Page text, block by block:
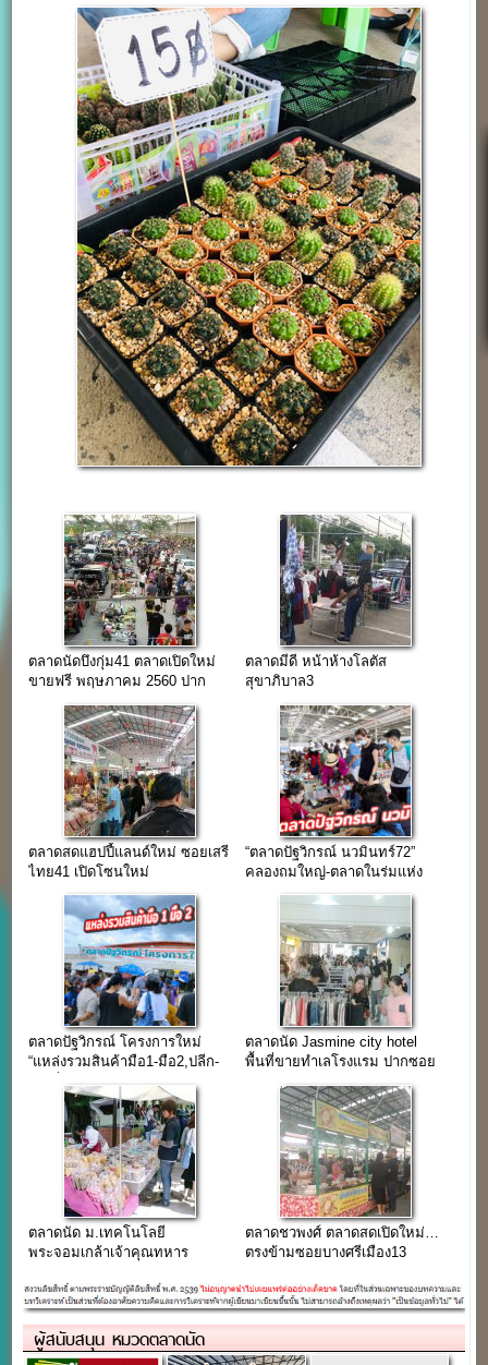
ตลาดนัดบึงกุ่ม41 ตลาดเปิดใหม่
ขายฟรี พฤษภาคม 2560 ปาก
ตลาดมีดี หน้าห้างโลตัส
สุขาภิบาล3
ตลาดสดแฮปปี้แลนด์ใหม่ ซอยเสรี
ไทย41 เปิดโซนใหม่
“ตลาดปัฐวิกรณ์ นวมินทร์72”
คลองถมใหญ่-ตลาดในร่มแห่ง
ตลาดปัฐวิกรณ์ โครงการใหม่
“แหล่งรวมสินค้ามือ1-มือ2,ปลีก-
ตลาดนัด Jasmine city hotel
พื้นที่ขายทำเลโรงแรม ปากซอย
ตลาดนัด ม.เทคโนโลยี
พระจอมเกล้าเจ้าคุณทหาร
ตลาดชวพงศ์ ตลาดสดเปิดใหม่…
ตรงข้ามซอยบางศรีเมือง13
ผู้สนับสนุน หมวดตลาดนัด